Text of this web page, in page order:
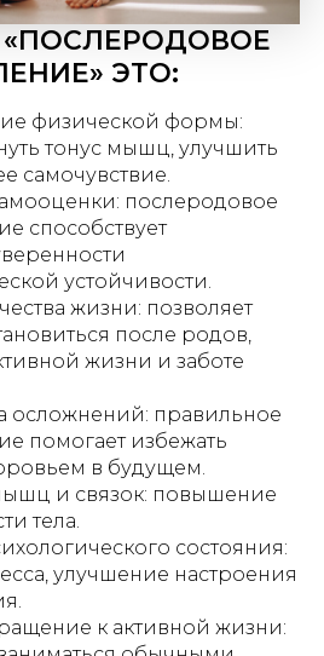
ЭТО:
физической формы:
тонус мышц, улучшить
самочувствие.
послеродовое
способствует
устойчивости.
жизни: позволяет
после родов,
жизни и заботе
осложнений: правильное
помогает избежать
в будущем.
и связок: повышение
тела.
состояния:
улучшение настроения
к активной жизни: